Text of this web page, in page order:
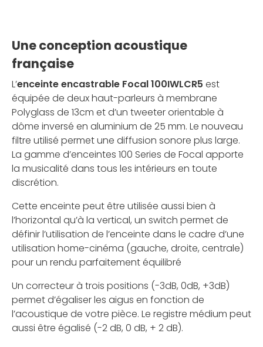
Une conception acoustique
française
L’enceinte encastrable Focal 100IWLCR5 est
équipée de deux haut-parleurs à membrane
Polyglass de 13cm et d’un tweeter orientable à
dôme inversé en aluminium de 25 mm. Le nouveau
filtre utilisé permet une diffusion sonore plus large.
La gamme d’enceintes 100 Series de Focal apporte
la musicalité dans tous les intérieurs en toute
discrétion.
Cette enceinte peut être utilisée aussi bien à
l’horizontal qu’à la vertical, un switch permet de
définir l’utilisation de l’enceinte dans le cadre d’une
utilisation home-cinéma (gauche, droite, centrale)
pour un rendu parfaitement équilibré
Un correcteur à trois positions (-3dB, 0dB, +3dB)
permet d’égaliser les aigus en fonction de
l’acoustique de votre pièce. Le registre médium peut
aussi être égalisé (-2 dB, 0 dB, + 2 dB).